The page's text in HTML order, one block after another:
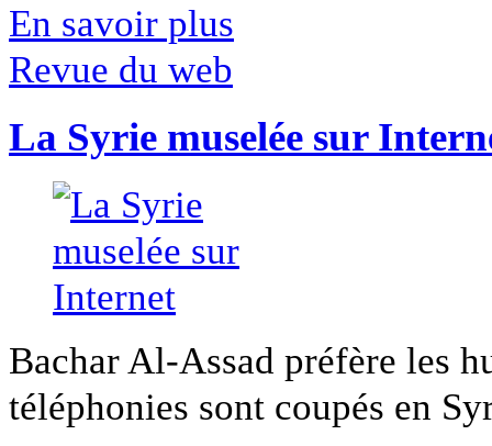
En savoir plus
Revue du web
La Syrie muselée sur
Bachar Al-Assad préfère les
téléphonies sont coupés en